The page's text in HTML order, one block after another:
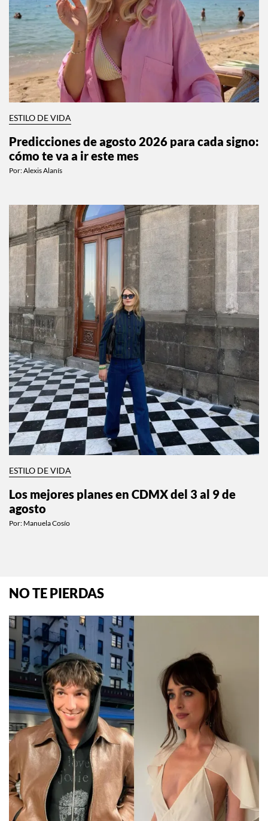
ESTILO DE VIDA
Predicciones de agosto 2026 para cada signo:
cómo te va a ir este mes
Por:Alexis Alanís
ESTILO DE VIDA
Los mejores planes en CDMX del 3 al 9 de
agosto
Por: Manuela Cosío
NO TE PIERDAS